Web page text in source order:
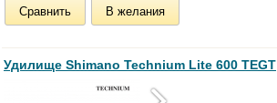
Сравнить В желания
Удилище Shimano Technium Lite 600 TEGT